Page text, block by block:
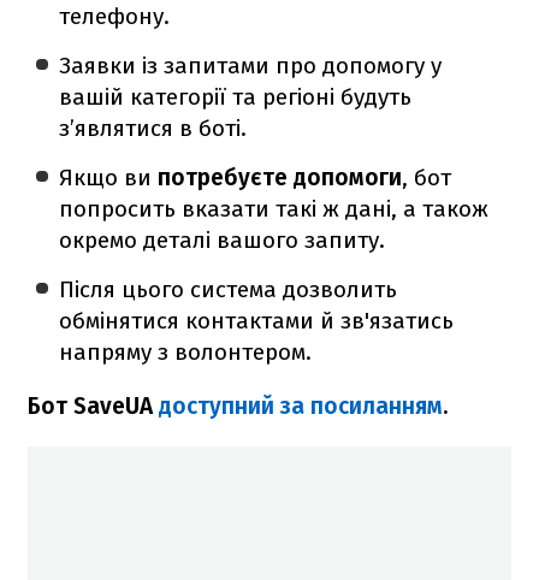
телефону.
Заявки із запитами про допомогу у
вашій категорії та регіоні будуть
з’являтися в боті.
Якщо ви потребуєте допомоги, бот
попросить вказати такі ж дані, а також
окремо деталі вашого запиту.
Після цього система дозволить
обмінятися контактами й зв'язатись
напряму з волонтером.
Бот SaveUA доступний за посиланням.